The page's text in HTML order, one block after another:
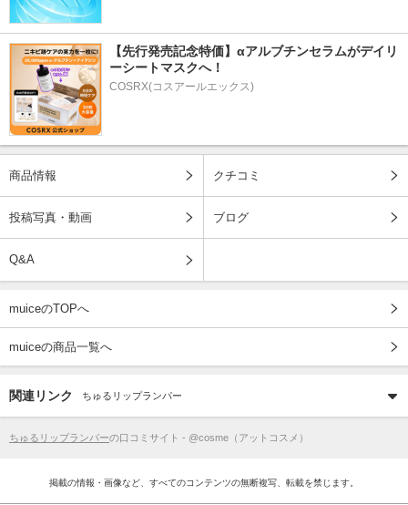
【先行発売記念特価】αアルブチンセラムがデイリ
ーシートマスクへ！
COSRX(コスアールエックス)
商品情報 クチコミ
投稿写真・動画 ブログ
Q&A
muiceのTOPへ
muiceの商品一覧へ
関連リンク ちゅるリップランパー
ちゅるリップランパーの口コミサイト - @cosme（アットコスメ）
掲載の情報・画像など、すべてのコンテンツの無断複写、転載を禁じます。